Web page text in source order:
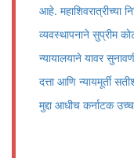
आहे. महाशिवरात्रीच्या
व्यवस्थापनाने सुप्रीम
न्यायालयाने यावर
दत्ता आणि न्यायमूर्ती
मुद्दा आधीच कर्नाटक